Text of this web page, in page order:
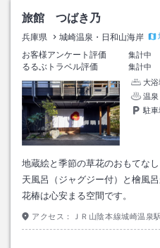
旅館 つばき乃
兵庫県 城崎温泉・日和山海岸
お客様アンケート評価
集計中
るるぶトラベル評価
集計中
大浴
温泉
駐車
地蔵絵と季節の草花のおもてな
天風呂（ジャグジー付）と檜風
花椿は心安まる空間です。
アクセス： ＪＲ山陰本線城崎温泉